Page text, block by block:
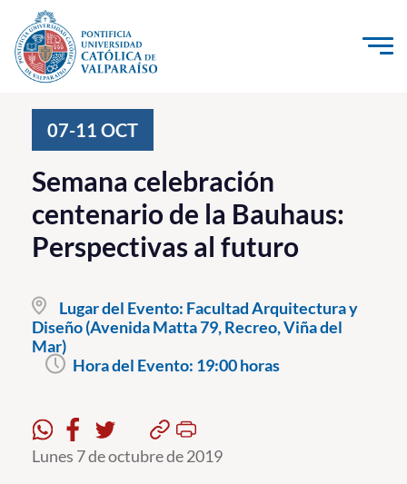
Click acá para ir directamente al contenido
Investigación, Creación e Innovación
PUCV Internacional
Vinculación con el Medio
Pregrado
Postgrado
Estudiantes
07-11 OCT
Semana celebración
centenario de la Bauhaus:
Perspectivas al futuro
Lugar del Evento: Facultad Arquitectura y
Diseño (Avenida Matta 79, Recreo, Viña del
Mar)
Hora del Evento: 19:00 horas
Lunes 7 de octubre de 2019